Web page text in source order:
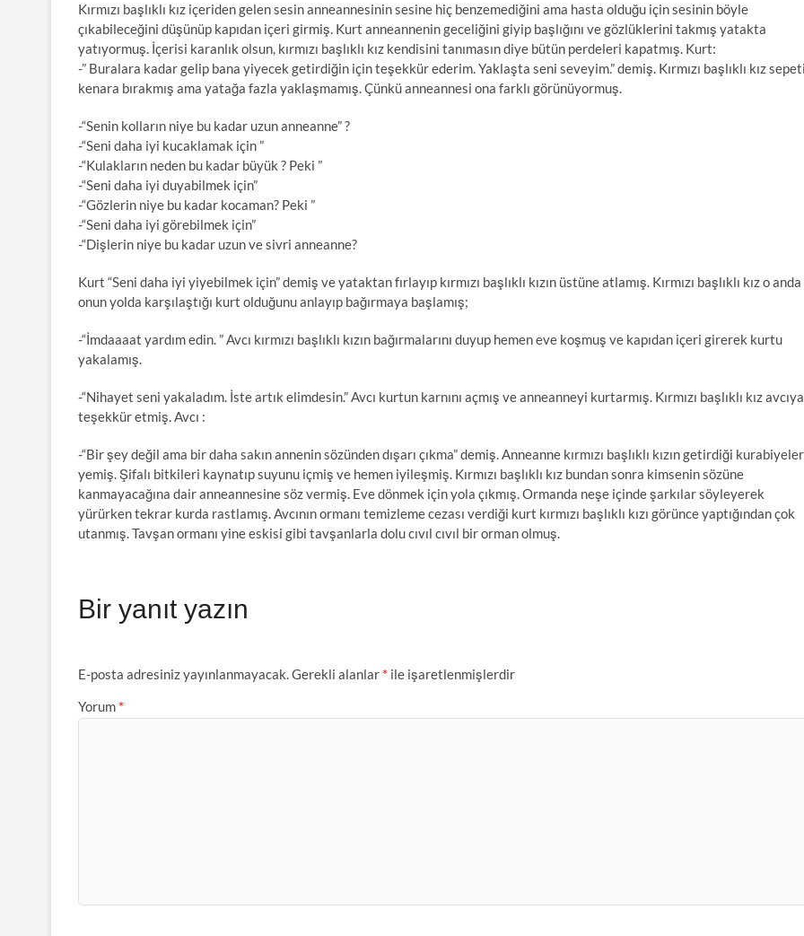
Kırmızı başlıklı kız içeriden gelen sesin anneannesinin sesine hiç benzemediğini ama hasta olduğu için sesinin böyle
çıkabileceğini düşünüp kapıdan içeri girmiş. Kurt anneannenin geceliğini giyip başlığını ve gözlüklerini takmış yatakta
yatıyormuş. İçerisi karanlık olsun, kırmızı başlıklı kız kendisini tanımasın diye bütün perdeleri kapatmış. Kurt:
-” Buralara kadar gelip bana yiyecek getirdiğin için teşekkür ederim. Yaklaşta seni seveyim.” demiş. Kırmızı başlıklı kız
kenara bırakmış ama yatağa fazla yaklaşmamış. Çünkü anneannesi ona farklı görünüyormuş.
-“Senin kolların niye bu kadar uzun anneanne” ?
-“Seni daha iyi kucaklamak için ”
-“Kulakların neden bu kadar büyük ? Peki ”
-“Seni daha iyi duyabilmek için”
-“Gözlerin niye bu kadar kocaman? Peki ”
-“Seni daha iyi görebilmek için”
-“Dişlerin niye bu kadar uzun ve sivri anneanne?
Kurt “Seni daha iyi yiyebilmek için” demiş ve yataktan fırlayıp kırmızı başlıklı kızın üstüne atlamış. Kırmızı başlıklı kız o anda
onun yolda karşılaştığı kurt olduğunu anlayıp bağırmaya başlamış;
-“İmdaaaat yardım edin. ” Avcı kırmızı başlıklı kızın bağırmalarını duyup hemen eve koşmuş ve kapıdan içeri girerek kurtu
yakalamış.
-“Nihayet seni yakaladım. İste artık elimdesin.” Avcı kurtun karnını açmış ve anneanneyi kurtarmış. Kırmızı başlıklı kız avcıya
teşekkür etmiş. Avcı :
-“Bir şey değil ama bir daha sakın annenin sözünden dışarı çıkma” demiş. Anneanne kırmızı başlıklı kızın getirdiği
yemiş. Şifalı bitkileri kaynatıp suyunu içmiş ve hemen iyileşmiş. Kırmızı başlıklı kız bundan sonra kimsenin sözüne
kanmayacağına dair anneannesine söz vermiş. Eve dönmek için yola çıkmış. Ormanda neşe içinde şarkılar söyleyerek
yürürken tekrar kurda rastlamış. Avcının ormanı temizleme cezası verdiği kurt kırmızı başlıklı kızı görünce yaptığından çok
utanmış. Tavşan ormanı yine eskisi gibi tavşanlarla dolu cıvıl cıvıl bir orman olmuş.
Bir yanıt yazın
E-posta adresiniz yayınlanmayacak.Gerekli alanlar * ile işaretlenmişlerdir
Yorum *